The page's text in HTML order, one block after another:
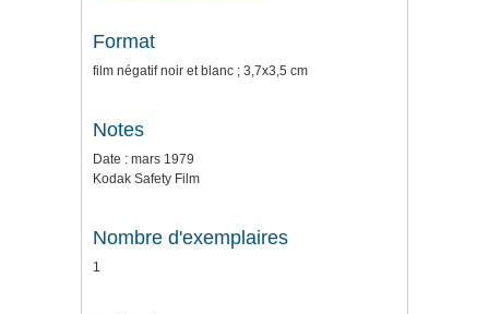
Format
film négatif noir et blanc ; 3,7x3,5 cm
Notes
Date : mars 1979
Kodak Safety Film
Nombre d'exemplaires
1